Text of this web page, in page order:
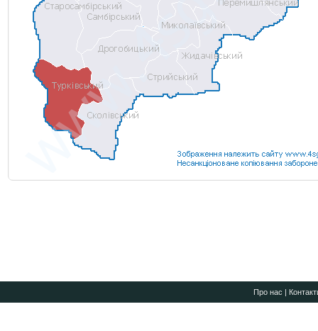
Про нас |